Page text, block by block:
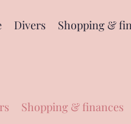
Divers Shopping &
Shopping & finances